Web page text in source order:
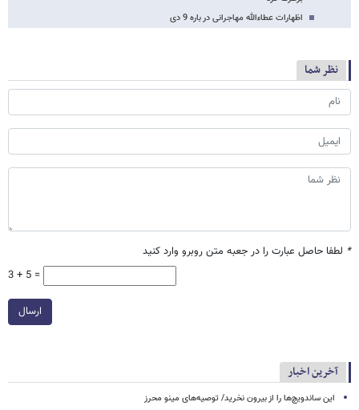
اظهارات عطاء‌الله مهاجرانی در باره 9 دی
نظر شما
* لطفا حاصل عبارت را در جعبه متن روبرو وارد کنید
3 + 5 =
ارسال
آخرین اخبار
این ساندویچ‌ها را از بیرون نخرید/ توصیه‌های مینو محرز